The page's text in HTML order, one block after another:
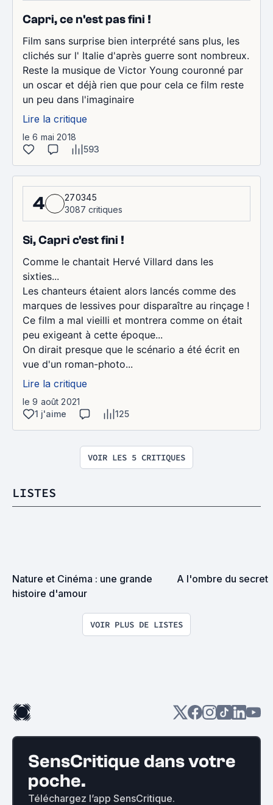
Capri, ce n'est pas fini !
Film sans surprise bien interprété sans plus, les
clichés sur l' Italie d'après guerre sont nombreux.
Reste la musique de Victor Young couronné par
un oscar et déjà rien que pour cela ce film reste
un peu dans l'imaginaire
Lire la critique
le 6 mai 2018
593
4
270345
3087 critiques
Si, Capri c'est fini !
Comme le chantait Hervé Villard dans les
sixties...
Les chanteurs étaient alors lancés comme des
marques de lessives pour disparaître au rinçage !
Ce film a mal vieilli et montrera comme on était
peu exigeant à cette époque...
On dirait presque que le scénario a été écrit en
vue d'un roman-photo...
Lire la critique
le 9 août 2021
1 j'aime
125
VOIR LES 5 CRITIQUES
LISTES
Nature et Cinéma : une grande
histoire d'amour
A l'ombre du secret
VOIR PLUS DE LISTES
SensCritique dans votre
poche.
Téléchargez l’app SensCritique.